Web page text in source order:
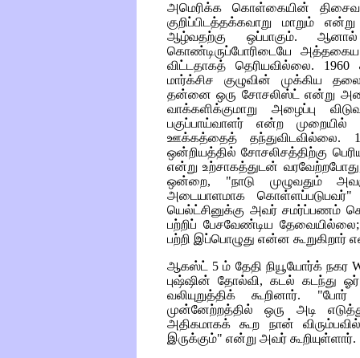
அமெரிக்க கொள்கையின்
குறிப்பிடத்தக்கவாறு மாறும்
ஆழ்வதற்கு ஒப்பாகும்.
கொண்டிருப்போரிடையே
விட்டதாகத் தெரியவில்லை. 1960
மார்க்சிச குழுவின் முக்கிய
தன்னை ஒரு சோசலிஸ்ட் என்று
வாக்களிக்குமாறு அழைப்பு
பகுப்பாய்வாளர் என்ற
ஊக்கத்தைத் தந்துவிடவில்லை.
ஒன்றியத்தில் சோசலிசத்திற்கு
என்று உற்சாகத்துடன்
ஒன்றை, "நாடு முழுவதும்
அடையாளமாக கொள்ளப்படுபவர்"
யெல்ட்சினுக்கு அவர் சமர்ப்பணம்
பற்றிப் பேசவேண்டிய
பற்றி இப்பொழுது என்ன
ஆகஸ்ட் 5 ம் தேதி நியூயோர்க் நகர
புஷ்ஷின் தோல்வி, கடல் கடந்து
வலியுறுத்திக் கூறினார்.
முன்னேற்றத்தில் ஒரு அடி
அதிகமாகக் கூற நான்
இருக்கும்" என்று அவர் கூறியுள்ளார்.